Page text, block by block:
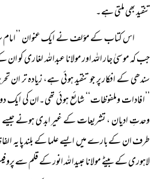
تنقید بھی ملتی ہے۔
اس کتاب کے مؤلف نے ایک عنوان ’’امام
جب کہ موسیٰ جار اللہ اور مولانا عبداللہ لغاری کو
سندھی کے افکار پر جو تنقید ہوئی ہے، زیادہ تر ان
’’افادات وملفوظات‘‘ شائع ہوئی تھی۔ان کی
وحدتِ ادیان ، تشریعات کے غیر ابدی ہونے
طرف ان کے بارے میں ایسے علما کے بلند پایہ
لاہوری کے بیٹے مولانا عبیداللہ انور کے